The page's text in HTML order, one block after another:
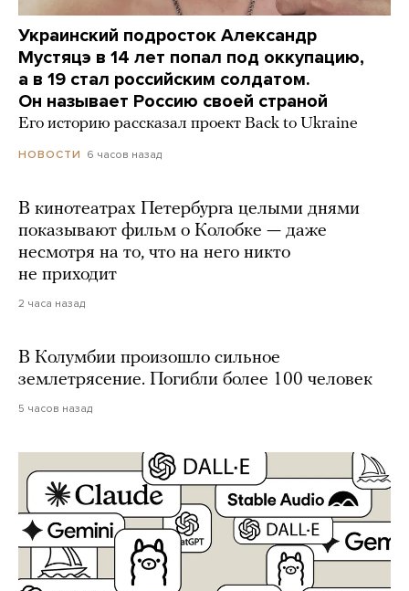
Украинский подросток Александр
Мустяцэ в 14 лет попал под оккупацию,
а в 19 стал российским солдатом.
Он называет Россию своей страной
Его историю рассказал проект Back to Ukraine
НОВОСТИ 6 часов назад
В кинотеатрах Петербурга целыми днями
показывают фильм о Колобке — даже
несмотря на то, что на него никто
не приходит
2 часа назад
В Колумбии произошло сильное
землетрясение. Погибли более 100 человек
5 часов назад